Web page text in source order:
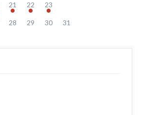
21 22 23
28 29 30 31